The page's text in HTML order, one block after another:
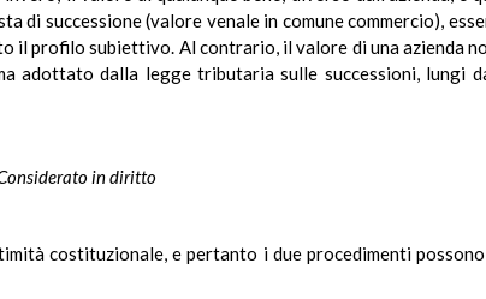
di successione (valore venale in comune commercio),
profilo subiettivo. Al contrario, il valore di una azienda
adottato dalla legge tributaria sulle successioni, lungi
in diritto
costituzionale, e pertanto i due procedimenti